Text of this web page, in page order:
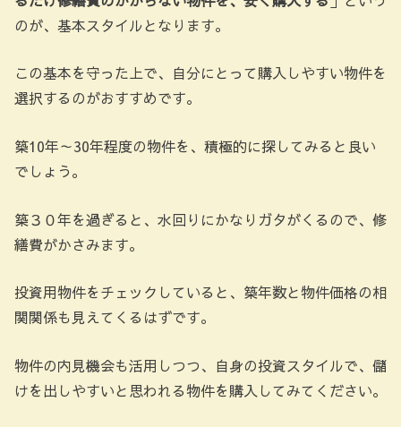
のが、基本スタイルとなります。
この基本を守った上で、自分にとって購入しやすい物件を
選択するのがおすすめです。
築10年～30年程度の物件を、積極的に探してみると良い
でしょう。
築３０年を過ぎると、水回りにかなりガタがくるので、修
繕費がかさみます。
投資用物件をチェックしていると、築年数と物件価格の相
関関係も見えてくるはずです。
物件の内見機会も活用しつつ、自身の投資スタイルで、儲
けを出しやすいと思われる物件を購入してみてください。